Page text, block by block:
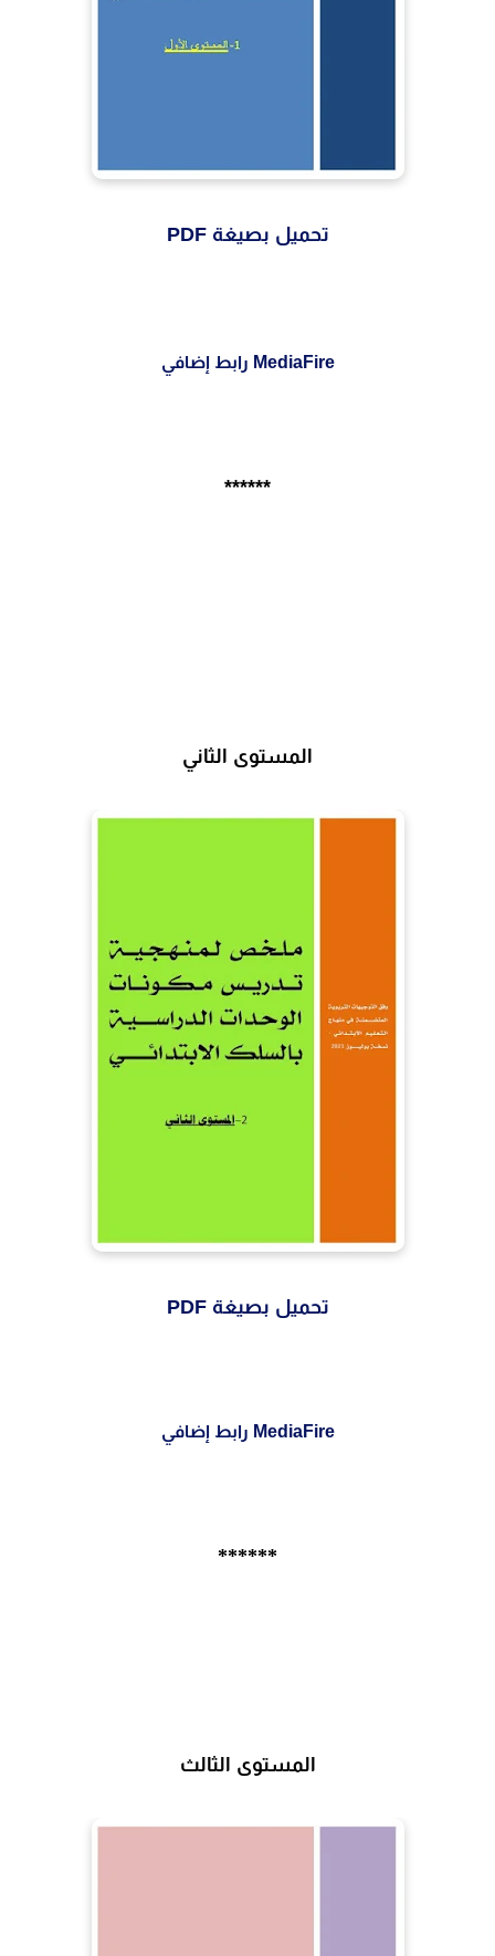
تحميل بصيغة PDF
MediaFire رابط إضافي
******
المستوى الثاني
تحميل بصيغة PDF
MediaFire رابط إضافي
******
المستوى الثالث